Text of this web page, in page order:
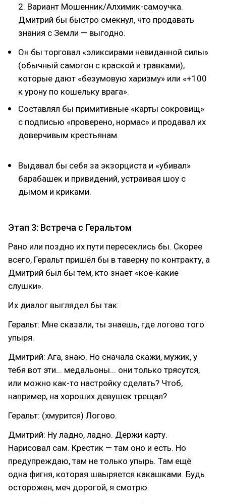
2. Вариант Мошенник/Алхимик-самоучка.
Дмитрий бы быстро смекнул, что продавать
знания с Земли — выгодно.
Он бы торговал «эликсирами невиданной силы»
(обычный самогон с краской и травками),
которые дают «безумовую харизму» или «+100
к урону по кошельку врага».
Составлял бы примитивные «карты сокровищ»
с подписью «проверено, нормас» и продавал их
доверчивым крестьянам.
Выдавал бы себя за экзорциста и «убивал»
барабашек и привидений, устраивая шоу с
дымом и криками.
Этап 3: Встреча с Геральтом
Рано или поздно их пути пересеклись бы. Скорее
всего, Геральт пришёл бы в таверну по контракту, а
Дмитрий был бы тем, кто знает «кое-какие
слушки».
Их диалог выглядел бы так:
Геральт: Мне сказали, ты знаешь, где логово того
упыря.
Дмитрий: Ага, знаю. Но сначала скажи, мужик, у
тебя вот эти... медальоны... они только трясутся,
или можно как-то настройку сделать? Чтоб,
например, на хороших девушек трещал?
Геральт: (хмурится) Логово.
Дмитрий: Ну ладно, ладно. Держи карту.
Нарисовал сам. Крестик — там оно и есть. Но
предупреждаю, там не только упырь. Там ещё
одна фигня, которая швыряется какашками. Будь
осторожен, меч дорогой, я смотрю.